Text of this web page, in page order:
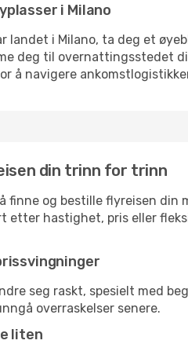
i Milano
landet i Milano, ta deg et
deg til overnattingsstedet
å navigere
din trinn for trinn
finne og bestille flyreisen din
etter hastighet, pris eller
seg raskt, spesielt med
overraskelser senere.
liten